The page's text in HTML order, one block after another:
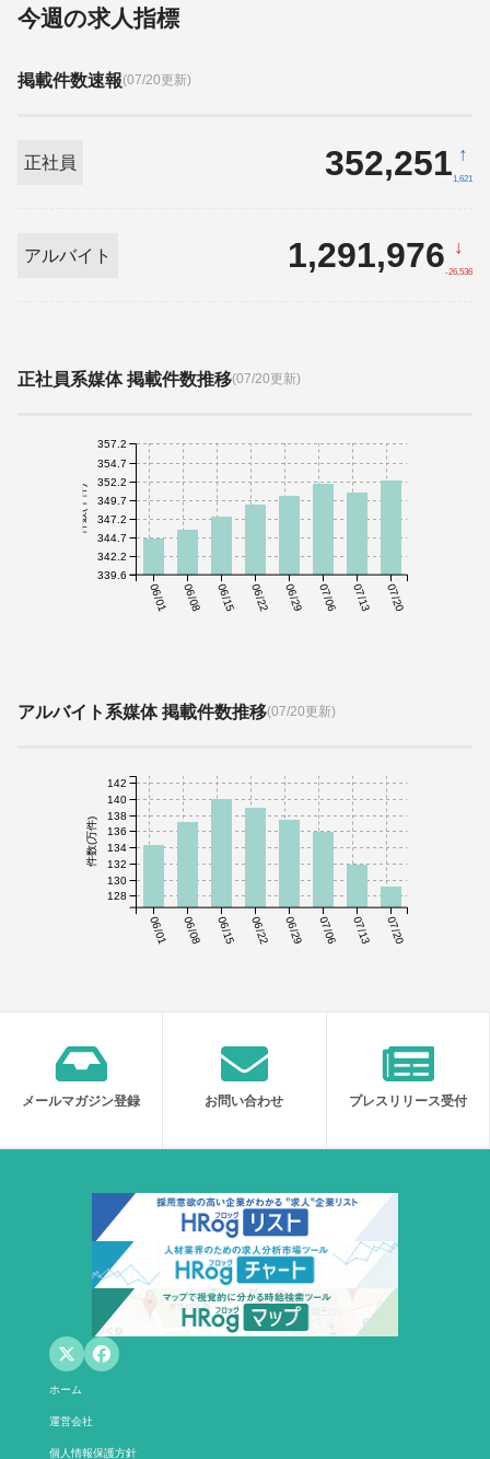
今週の求人指標
掲載件数速報(07/20更新)
正社員 352,251 ↑
1,621
アルバイト 1,291,976 ↓
-26,536
正社員系媒体 掲載件数推移(07/20更新)
06/01 06/08 06/15 06/22 06/29 07/06 07/13 07/20
件数(千件)
339.6
342.2
344.7
347.2
349.7
352.2
354.7
357.2
アルバイト系媒体 掲載件数推移(07/20更新)
06/01 06/08 06/15 06/22 06/29 07/06 07/13 07/20
件数(万件)
128
130
132
134
136
138
140
142
メールマガジン登録 お問い合わせ プレスリリース受付
ホーム
運営会社
個人情報保護方針